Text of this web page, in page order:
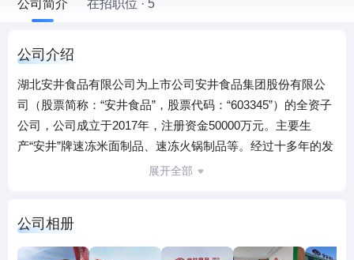
公司简介 在招职位 · 5
公司介绍
湖北安井食品有限公司为上市公司安井食品集团股份有限公
司（股票简称：“安井食品”，股票代码：“603345”）的全资子
公司，公司成立于2017年，注册资金50000万元。主要生
产“安井”牌速冻米面制品、速冻火锅制品等。经过十多年的发
展，公司形成了以华东地区为中心、辐射全国的营销网络。
度的速冻食品企业。
展开全部
公司相册